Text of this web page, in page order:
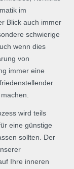
im
Blick auch immer
schwierige
wenn dies
von
immer eine
wird teils
eine günstige
sollten. Der
Ihre inneren